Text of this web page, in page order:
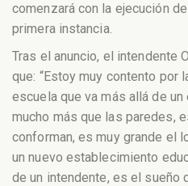
comenzará con la ejecución
primera instancia.
Tras el anuncio, el intendente
que: “Estoy muy contento por
escuela que va más allá de
mucho más que las paredes,
conforman, es muy grande el
un nuevo establecimiento
de un intendente, es el sueño